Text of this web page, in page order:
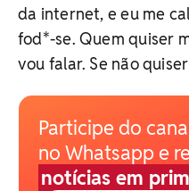
da internet, e eu me
fod*-se. Quem quiser
vou falar. Se não
Participe do
no Whatsapp e
notícias em